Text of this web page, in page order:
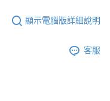
顯示電腦版詳細說明
客服